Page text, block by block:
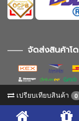
จัดส่งสินค้าโ
เปรียบเทียบสินค้า 0